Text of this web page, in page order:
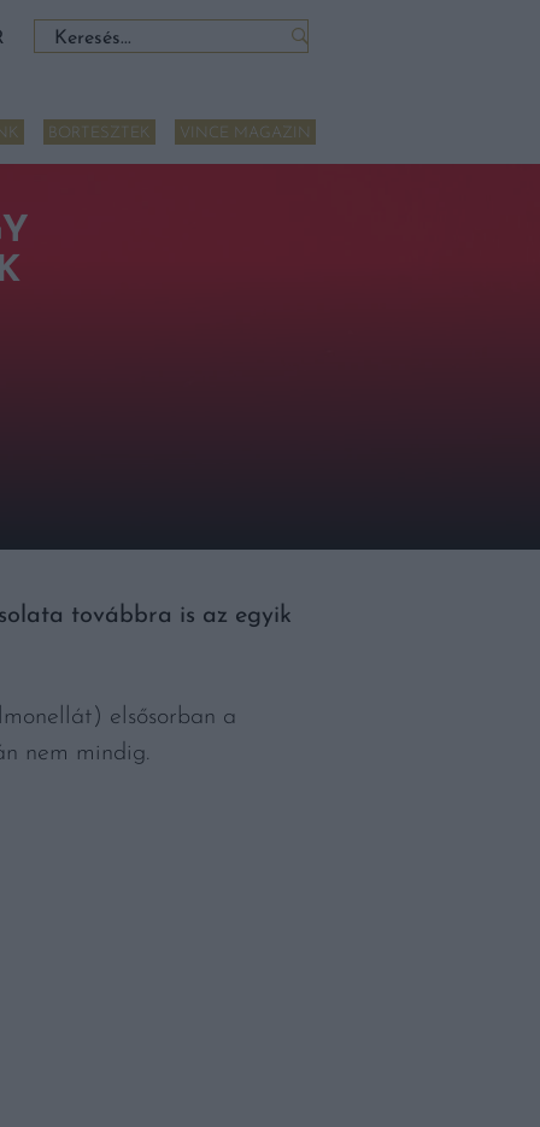
Keresés:
BORTESZTEK VINCE MAGAZIN
továbbra is az egyik
elsősorban a
nem mindig.